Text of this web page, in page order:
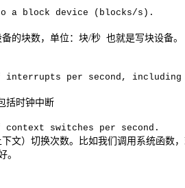
a block device (blocks/s).
的块数，单位：块/秒 也就是写块设备。
interrupts per second,
括时钟中断
context switches per second.
文）切换次数。比如我们调用系统函数
。